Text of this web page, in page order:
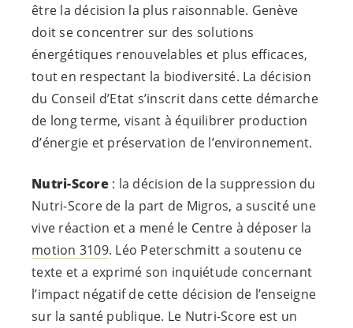
être la décision la plus raisonnable. Genève
doit se concentrer sur des solutions
énergétiques renouvelables et plus efficaces,
tout en respectant la biodiversité. La décision
du Conseil d’Etat s’inscrit dans cette démarche
de long terme, visant à équilibrer production
d’énergie et préservation de l’environnement.
Nutri-Score: la décision de la suppression du
Nutri-Score de la part de Migros, a suscité une
vive réaction et a mené le Centre à déposer la
motion 3109. Léo Peterschmitt a soutenu ce
texte et a exprimé son inquiétude concernant
l’impact négatif de cette décision de l’enseigne
sur la santé publique. Le Nutri-Score est un